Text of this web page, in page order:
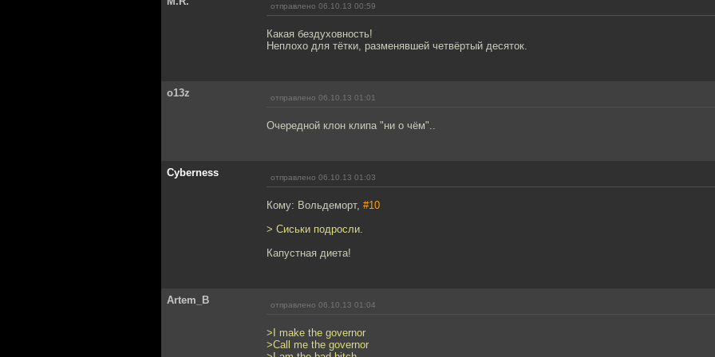
отправлено 06.10.13 00:59
Какая бездуховность!
Неплохо для тётки, разменявшей четвёртый десяток.
o13z отправлено 06.10.13 01:01
Очередной клон клипа "ни о чём"..
Cyberness отправлено 06.10.13 01:03
Кому: Вольдеморт, #10
> Сиськи подросли.
Капустная диета!
Artem_B отправлено 06.10.13 01:04
>I make the governor
>Call me the governor